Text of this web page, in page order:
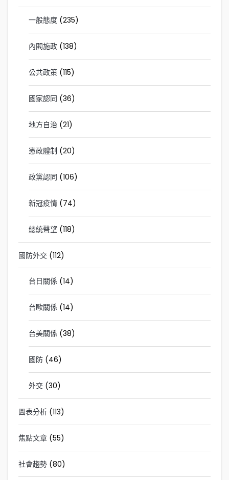
一般態度 (235)
內閣施政 (138)
公共政策 (115)
國家認同 (36)
地方自治 (21)
憲政體制 (20)
政黨認同 (106)
新冠疫情 (74)
總統聲望 (118)
國防外交 (112)
台日關係 (14)
台歐關係 (14)
台美關係 (38)
國防 (46)
外交 (30)
圖表分析 (113)
焦點文章 (55)
社會趨勢 (80)